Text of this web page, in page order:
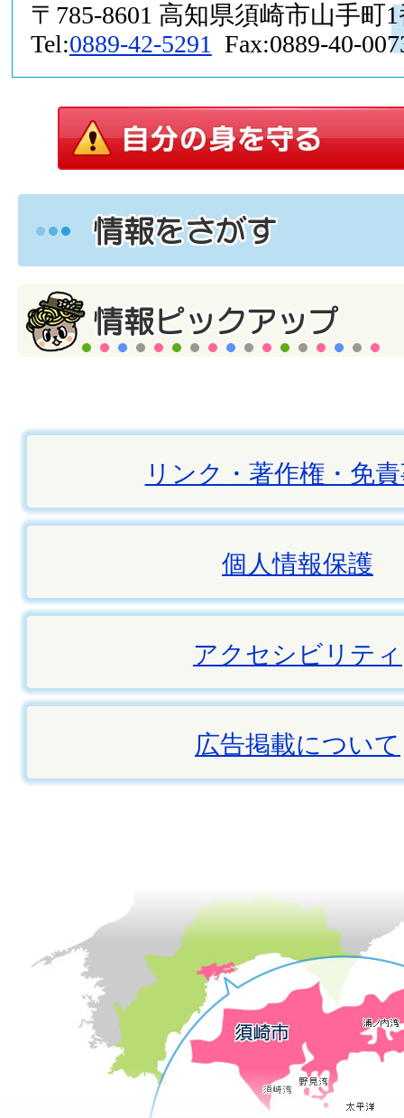
〒785-8601 高知県須崎市山手町
Tel:0889-42-5291 Fax:0889-40-
リンク・著作権・免
個人情報保護
アクセシビリティ
広告掲載について